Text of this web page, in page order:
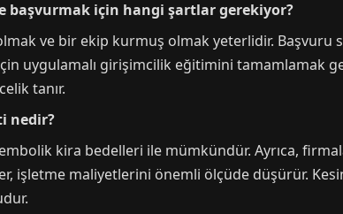
başvurmak için hangi şartlar gerekiyor?
ve bir ekip kurmuş olmak yeterlidir. Başvuru
uygulamalı girişimcilik eğitimini tamamlamak
tanır.
nedir?
kira bedelleri ile mümkündür. Ayrıca,
işletme maliyetlerini önemli ölçüde düşürür.